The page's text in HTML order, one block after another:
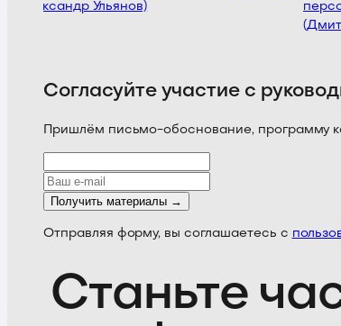
(Александр Ульянов)
Согласуйте участие с
Пришлём письмо-обоснование, программу
Получить материалы →
Отправляя форму, вы соглашаетесь с
Станьте